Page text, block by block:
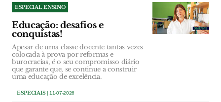
ESPECIAL ENSINO
Educação: desafios e
conquistas!
Apesar de uma classe docente tantas vezes
colocada à prova por reformas e
burocracias, é o seu compromisso diário
que garante que, se continue a construir
uma educação de excelência.
ESPECIAIS| 11-07-2026